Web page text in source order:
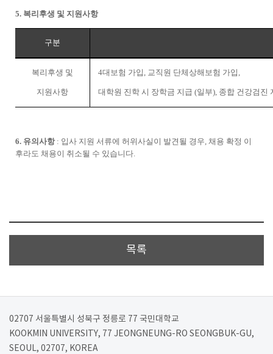
5. 복리후생 및 지원사항
구분
복리후생 및
지원사항
4대보험 가입 , 교직원 단체상해보험 가입 ,
대학원 진학 시 장학금 지급(일부), 종합 건강검진
6. 유의사항 : 입사 지원 서류에 허위사실이 발견될 경우, 채용 확정 이
후라도 채용이 취소될 수 있습니다.
목록
02707 서울특별시 성북구 정릉로 77 국민대학교
KOOKMIN UNIVERSITY, 77 JEONGNEUNG-RO SEONGBUK-GU,
SEOUL, 02707, KOREA